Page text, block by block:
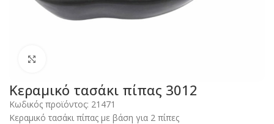
Κεραμικό τασάκι πίπας 3012
Κωδικός προϊόντος: 21471
Κεραμικό τασάκι πίπας με βάση για 2 πίπες